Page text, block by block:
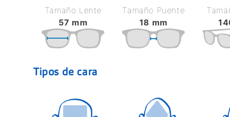
Tamaño Lente
57 mm
Tamaño Puente
18 mm
Tipos de cara